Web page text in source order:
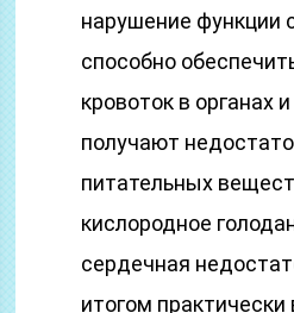
нарушение функции
способно
кровоток в органах
получают
питательных
кислородное
сердечная
итогом практически